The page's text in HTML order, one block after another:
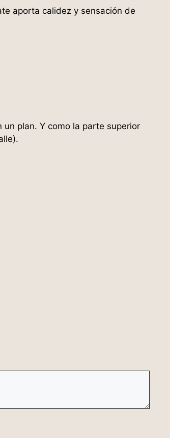
aporta calidez y sensación de
plan. Y como la parte superior